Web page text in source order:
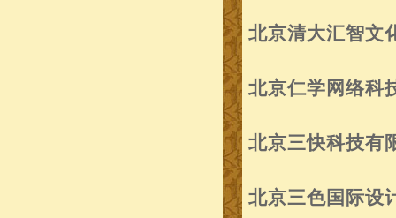
北京清大汇智文
北京仁学网络科
北京三快科技有
北京三色国际设